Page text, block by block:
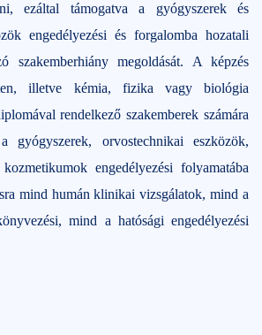
ezáltal támogatva a gyógyszerek és
engedélyezési és forgalomba hozatali
szakemberhiány megoldását. A képzés
illetve kémia, fizika vagy biológia
rendelkező szakemberek számára
gyógyszerek, orvostechnikai eszközök,
engedélyezési folyamatába
mind humán klinikai vizsgálatok, mind a
mind a hatósági engedélyezési